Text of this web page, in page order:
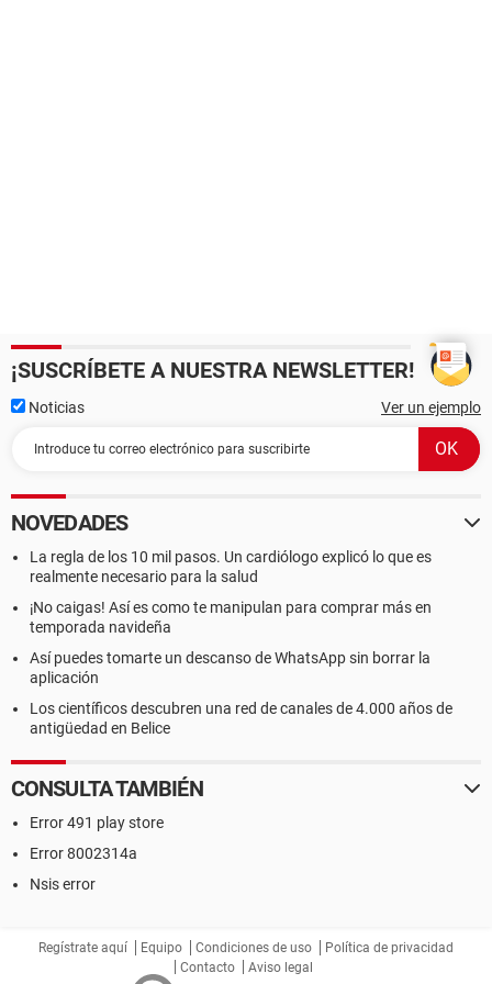
¡SUSCRÍBETE A NUESTRA NEWSLETTER!
Noticias Ver un ejemplo
NOVEDADES
La regla de los 10 mil pasos. Un cardiólogo explicó lo que es
realmente necesario para la salud
¡No caigas! Así es como te manipulan para comprar más en
temporada navideña
Así puedes tomarte un descanso de WhatsApp sin borrar la
aplicación
Los científicos descubren una red de canales de 4.000 años de
antigüedad en Belice
CONSULTA TAMBIÉN
Error 491 play store
Error 8002314a
Nsis error
Regístrate aquí Equipo Condiciones de uso
Política de privacidad
Contacto
Aviso legal